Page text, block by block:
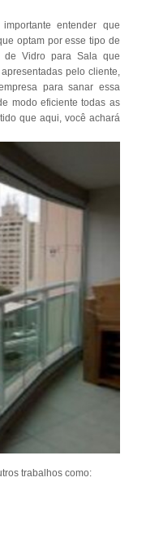
importante entender que
optam por esse tipo de
de Vidro para Sala que
pelo cliente,
para sanar essa
modo eficiente todas as
que aqui, você achará
trabalhos como: